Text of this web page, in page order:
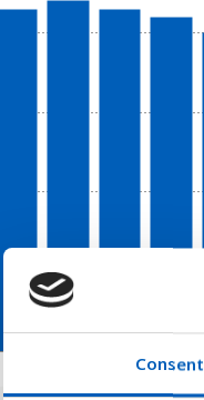
Consent
2005